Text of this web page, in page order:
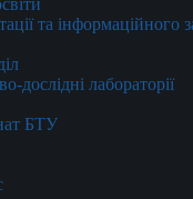
та інформаційного
дослідні лабораторії
БТУ